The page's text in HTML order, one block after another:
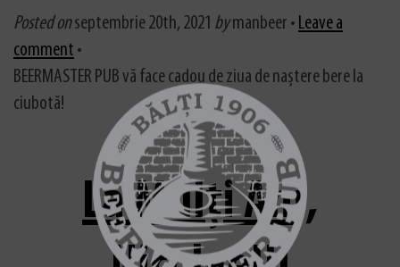
Posted onseptembrie 20th, 2021 bymanbeer • Leave a
comment •
BEERMASTER PUB vă face cadou de ziua de naștere bere la
ciubotă!
La Mulți Ani,